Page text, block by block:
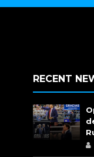
RECENT